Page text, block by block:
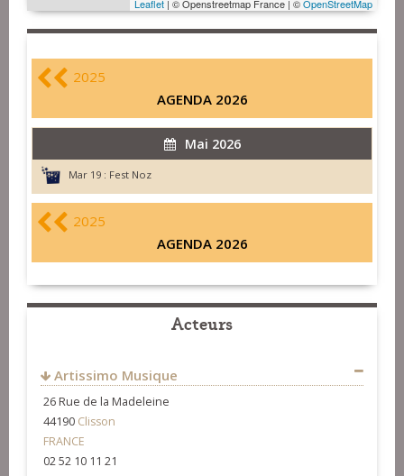
Leaflet | © Openstreetmap France | ©OpenStreetMap
2025
AGENDA 2026
Mai 2026
Mar 19 : Fest Noz
2025
AGENDA 2026
Acteurs
Artissimo Musique
26 Rue de la Madeleine
44190 Clisson
FRANCE
02 52 10 11 21